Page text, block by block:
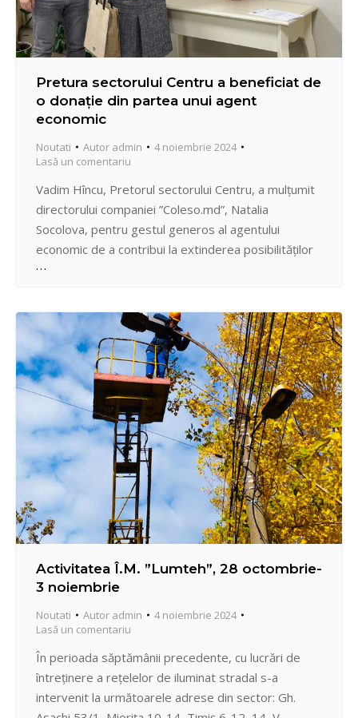
Pretura sectorului Centru a beneficiat de
o donație din partea unui agent
economic
Noutati Autor admin
4 noiembrie 2024
Lasă un comentariu
Vadim Hîncu, Pretorul sectorului Centru, a mulțumit
directorului companiei ”Coleso.md”, Natalia
Socolova, pentru gestul generos al agentului
economic de a contribui la extinderea posibilităților
instituției publice prin intermediul suportului acordat.
cu titlu gratuit reprezintă rezultatul bunei tradiții a
parteneriatului public-privat și temeinica relație de
colaborare îndelungată stabilită între Pretura…
Activitatea Î.M. ”Lumteh”, 28 octombrie-
3 noiembrie
Noutati Autor admin
4 noiembrie 2024
Lasă un comentariu
În perioada săptămânii precedente, cu lucrări de
întreținere a rețelelor de iluminat stradal s-a
intervenit la următoarele adrese din sector: Gh.